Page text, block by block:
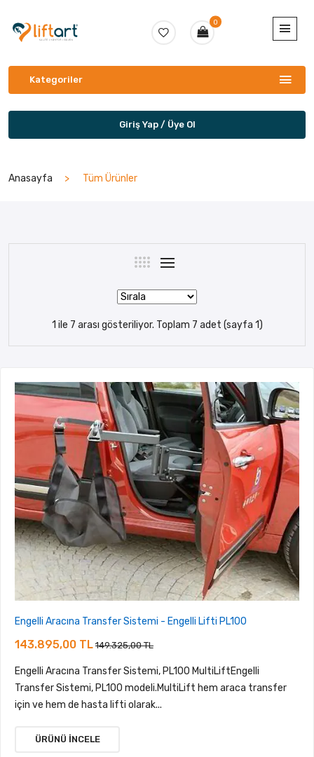
0
Kategoriler
Giriş Yap / Üye Ol
Anasayfa Tüm Ürünler
1 ile 7 arası gösteriliyor. Toplam 7 adet (sayfa 1)
Engelli Aracına Transfer Sistemi - Engelli Lifti PL100
143.895,00 TL 149.325,00 TL
Engelli Aracına Transfer Sistemi, PL100 MultiLiftEngelli
Transfer Sistemi, PL100 modeli.MultiLift hem araca transfer
için ve hem de hasta lifti olarak...
ÜRÜNÜ İNCELE